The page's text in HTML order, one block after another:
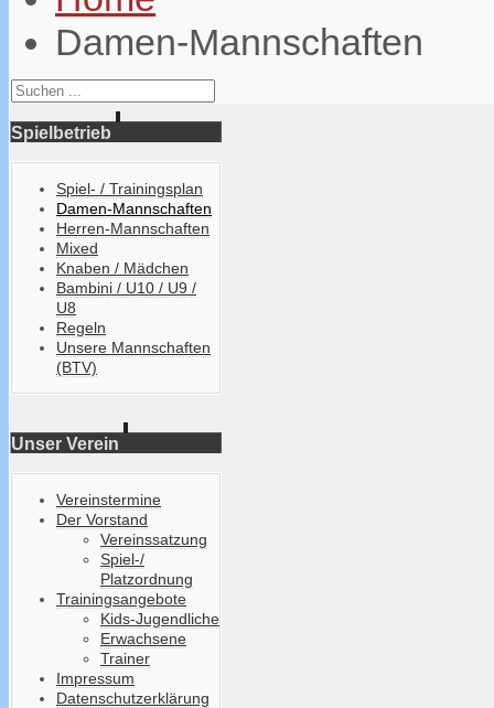
Damen-Mannschaften
Spielbetrieb
Spiel- / Trainingsplan
Damen-Mannschaften
Herren-Mannschaften
Mixed
Knaben / Mädchen
Bambini / U10 / U9 /
U8
Regeln
Unsere Mannschaften
(BTV)
Unser Verein
Vereinstermine
Der Vorstand
Vereinssatzung
Spiel-/
Platzordnung
Trainingsangebote
Kids-Jugendliche
Erwachsene
Trainer
Impressum
Datenschutzerklärung